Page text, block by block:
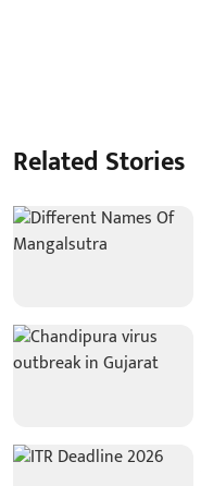
Related Stories